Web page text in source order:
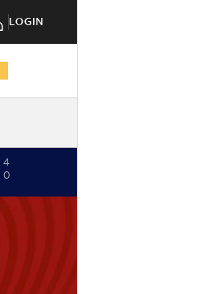
LOGIN
4
0